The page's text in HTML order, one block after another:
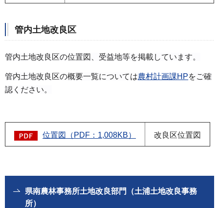
管内土地改良区
管内土地改良区の位置図、受益地等を掲載しています。
管内土地改良区の概要一覧については農村計画課HPをご確
認ください。
位置図（PDF：1,008KB） 改良区位置図
県南農林事務所土地改良部門（土浦土地改良事務
所）